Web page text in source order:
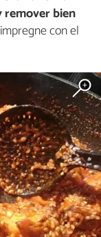
remover bien
con el